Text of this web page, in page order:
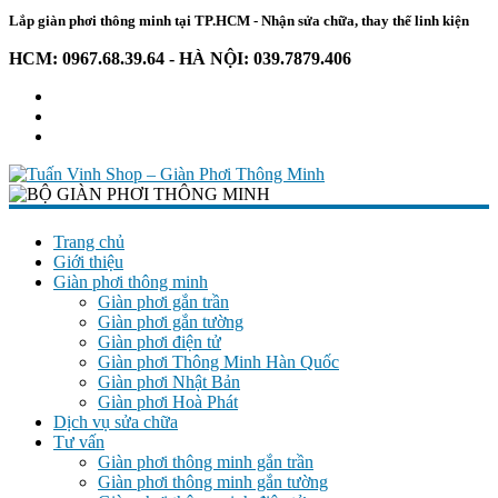
Lắp giàn phơi thông minh tại TP.HCM - Nhận sửa chữa, thay thế linh kiện
HCM: 0967.68.39.64 - HÀ NỘI: 039.7879.406
Tuấn
Vinh
Shop
Chuyên
giàn
Trang chủ
Giới thiệu
Giàn phơi thông minh
Giàn phơi gắn trần
Giàn phơi gắn tường
Giàn phơi điện tử
Giàn phơi Thông Minh Hàn Quốc
Giàn phơi Nhật Bản
Giàn phơi Hoà Phát
Dịch vụ sửa chữa
Tư vấn
Giàn phơi thông minh gắn trần
Giàn phơi thông minh gắn tường